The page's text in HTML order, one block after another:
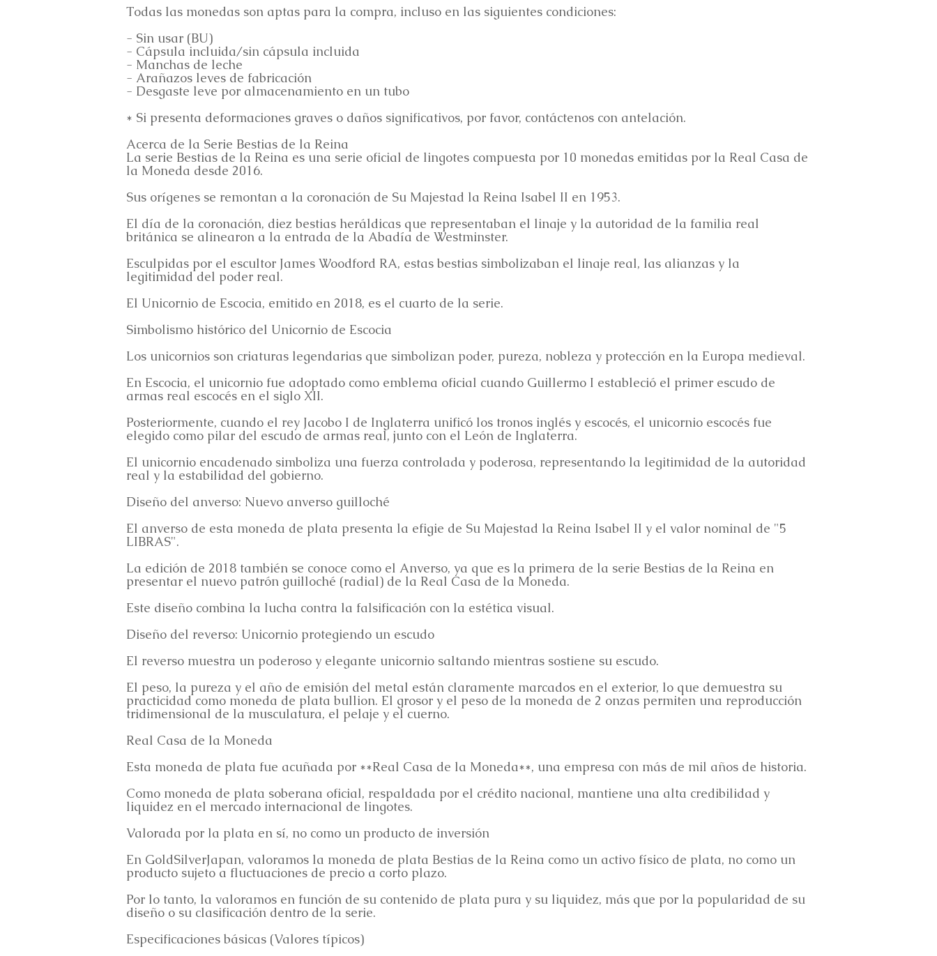
Todas las monedas son aptas para la compra, incluso en las siguientes condiciones:
- Sin usar (BU)
- Cápsula incluida/sin cápsula incluida
- Manchas de leche
- Arañazos leves de fabricación
- Desgaste leve por almacenamiento en un tubo
* Si presenta deformaciones graves o daños significativos, por favor, contáctenos con antelación.
Acerca de la Serie Bestias de la Reina
La serie Bestias de la Reina es una serie oficial de lingotes compuesta por 10 monedas emitidas por la Real Casa de
la Moneda desde 2016.
Sus orígenes se remontan a la coronación de Su Majestad la Reina Isabel II en 1953.
El día de la coronación, diez bestias heráldicas que representaban el linaje y la autoridad de la familia real
británica se alinearon a la entrada de la Abadía de Westminster.
Esculpidas por el escultor James Woodford RA, estas bestias simbolizaban el linaje real, las alianzas y la
legitimidad del poder real.
El Unicornio de Escocia, emitido en 2018, es el cuarto de la serie.
Simbolismo histórico del Unicornio de Escocia
Los unicornios son criaturas legendarias que simbolizan poder, pureza, nobleza y protección en la Europa medieval.
En Escocia, el unicornio fue adoptado como emblema oficial cuando Guillermo I estableció el primer escudo de
armas real escocés en el siglo XII.
Posteriormente, cuando el rey Jacobo I de Inglaterra unificó los tronos inglés y escocés, el unicornio escocés fue
elegido como pilar del escudo de armas real, junto con el León de Inglaterra.
El unicornio encadenado simboliza una fuerza controlada y poderosa, representando la legitimidad de la autoridad
real y la estabilidad del gobierno.
Diseño del anverso: Nuevo anverso guilloché
El anverso de esta moneda de plata presenta la efigie de Su Majestad la Reina Isabel II y el valor nominal de "5
LIBRAS".
La edición de 2018 también se conoce como el Anverso, ya que es la primera de la serie Bestias de la Reina en
presentar el nuevo patrón guilloché (radial) de la Real Casa de la Moneda.
Este diseño combina la lucha contra la falsificación con la estética visual.
Diseño del reverso: Unicornio protegiendo un escudo
El reverso muestra un poderoso y elegante unicornio saltando mientras sostiene su escudo.
El peso, la pureza y el año de emisión del metal están claramente marcados en el exterior, lo que demuestra su
practicidad como moneda de plata bullion. El grosor y el peso de la moneda de 2 onzas permiten una reproducción
tridimensional de la musculatura, el pelaje y el cuerno.
Real Casa de la Moneda
Esta moneda de plata fue acuñada por **Real Casa de la Moneda**, una empresa con más de mil años de historia.
Como moneda de plata soberana oficial, respaldada por el crédito nacional, mantiene una alta credibilidad y
liquidez en el mercado internacional de lingotes.
Valorada por la plata en sí, no como un producto de inversión
En GoldSilverJapan, valoramos la moneda de plata Bestias de la Reina como un activo físico de plata, no como un
producto sujeto a fluctuaciones de precio a corto plazo.
Por lo tanto, la valoramos en función de su contenido de plata pura y su liquidez, más que por la popularidad de su
diseño o su clasificación dentro de la serie.
Especificaciones básicas (Valores típicos)